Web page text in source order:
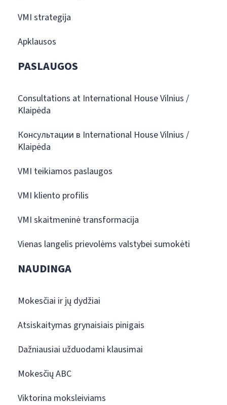
VMI strategija
Apklausos
PASLAUGOS
Consultations at International House Vilnius /
Klaipėda
Консультации в International House Vilnius /
Klaipėda
VMI teikiamos paslaugos
VMI kliento profilis
VMI skaitmeninė transformacija
Vienas langelis prievolėms valstybei sumokėti
NAUDINGA
Mokesčiai ir jų dydžiai
Atsiskaitymas grynaisiais pinigais
Dažniausiai užduodami klausimai
Mokesčių ABC
Viktorina moksleiviams